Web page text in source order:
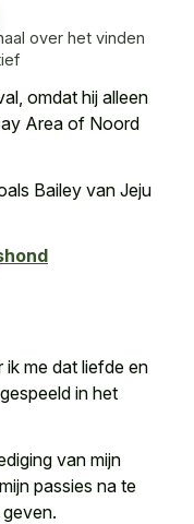
over het vinden
omdat hij alleen
Area of Noord
Bailey van Jeju
ik me dat liefde en
in het
van mijn
passies na te